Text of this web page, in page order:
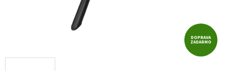
DOPRAVA
ZADARMO